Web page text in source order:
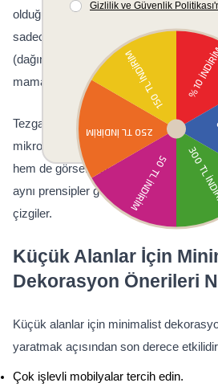
olduğu mekanlardır. Mutfak/yemek
sadece birkaç temel unsur bulunur:
(dağınıklıktan arınmış), sandalyeler,
mama sandalyesi ve çocuklar için
Tezgahların üzerinde sadece tost
mikrodalga fırın bulunur. Bu yaklaşım,
hem de görsel olarak temiz tutar.
aynı prensipler geçerlidir: Sadece
çizgiler.
Küçük Alanlar İçin
Dekorasyon Önerileri
Küçük alanlar için minimalist
yaratmak açısından son derece
Çok işlevli mobilyalar tercih edin.